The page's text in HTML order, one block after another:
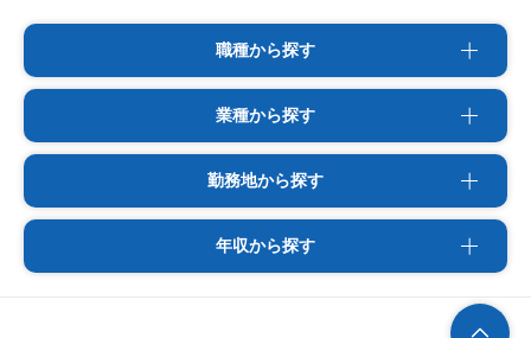
職種から探す
業種から探す
勤務地から探す
年収から探す